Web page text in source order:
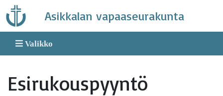
Skip
to
content
Asikkalan vapaaseurakunta
Valikko
Esirukouspyyntö